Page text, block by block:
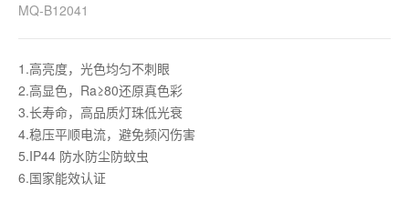
MQ-B12041
1.高亮度，光色均匀不刺眼
2.高显色，Ra≥80还原真色彩
3.长寿命，高品质灯珠低光衰
4.稳压平顺电流，避免频闪伤害
5.IP44 防水防尘防蚊虫
6.国家能效认证